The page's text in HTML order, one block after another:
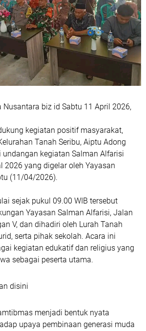
Nusantara biz id Sabtu 11 April 2026,
kegiatan positif masyarakat,
Tanah Seribu, Aiptu Adong
undangan kegiatan Salman Alfarisi
2026 yang digelar oleh Yayasan
(11/04/2026).
sejak pukul 09.00 WIB tersebut
Yayasan Salman Alfarisi, Jalan
V, dan dihadiri oleh Lurah Tanah
serta pihak sekolah. Acara ini
kegiatan edukatif dan religius yang
sebagai peserta utama.
disini
menjadi bentuk nyata
upaya pembinaan generasi muda